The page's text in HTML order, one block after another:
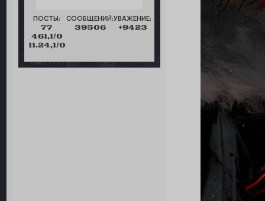
ПОСТЫ:
77
461,1/0
11.24,1/0
СООБЩЕНИЙ:
39506
УВАЖЕНИЕ:
+9423